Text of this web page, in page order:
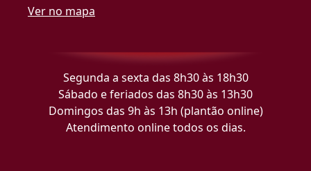
Ver no mapa
Segunda a sexta das 8h30 às 18h30
Sábado e feriados das 8h30 às 13h30
Domingos das 9h às 13h (plantão online)
Atendimento online todos os dias.